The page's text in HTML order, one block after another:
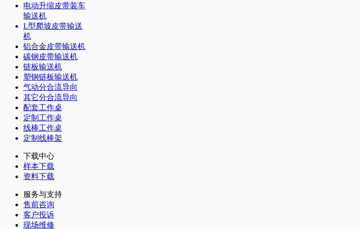
电动升缩皮带装车
输送机
L型爬坡皮带输送
机
铝合金皮带输送机
碳钢皮带输送机
链板输送机
塑钢链板输送机
气动分合流导向
其它分合流导向
配套工作桌
定制工作桌
线棒工作桌
定制线棒架
下载中心
样本下载
资料下载
服务与支持
售前咨询
客户投诉
现场维修